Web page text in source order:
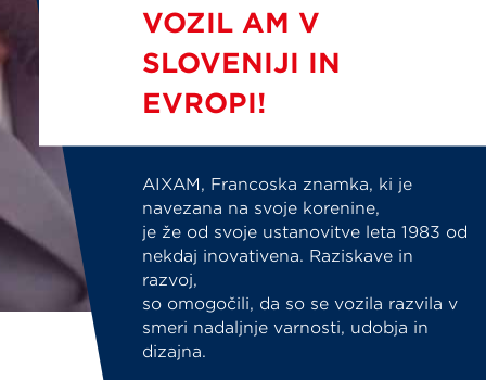
VOZIL AM V
SLOVENIJI IN
EVROPI!
AIXAM, Francoska znamka, ki je
navezana na svoje korenine,
je že od svoje ustanovitve leta 1983 od
nekdaj inovativena. Raziskave in
razvoj,
so omogočili, da so se vozila razvila v
smeri nadaljnje varnosti, udobja in
dizajna.